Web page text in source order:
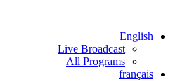
English
Live Broadcast
All Programs
français